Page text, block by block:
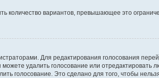
количество вариантов, превышающее это
Для редактирования голосования
удалить голосование или отредактировать
голосование. Это сделано для того, чтобы